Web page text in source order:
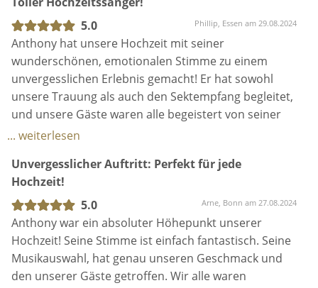
haben uns gefragt, wie wir auf Ant gekommen sind.
Wir sind unglaublich dankbar!
Atmosphäre geschaffen. Besonders beeindruckt hat
uns, dass er unseren speziellen Wunschsong extra
für uns gelernt und mit so viel Gefühl interpretiert
hat. Seine Professionalität und Hingabe haben den
Tag perfekt gemacht. Wir können Anthony
wärmstens empfehlen und sind ihm sehr dankbar
für seine großartige musikalische Begleitung!
Unvergesslicher Auftritt: Perfekt für jede
Hochzeit!
5.0
Arne, Bonn am 27.08.2024
Anthony war ein absoluter Höhepunkt unserer
Hochzeit! Seine Stimme ist einfach fantastisch. Seine
Musikauswahl, hat genau unseren Geschmack und
den unserer Gäste getroffen. Wir alle waren
begeistert.
Hochzeitssänger ist, dann können wir Anthony nur
jedem wärmstens empfehlen
... weiterlesen
Phänomenal
5.0
Anna, Hattingen am 03.07.2024
Ant hat unseren wunderbaren Tag abgerundet. Er
hat uns bei unserer Trauung zu Tränen gerührt und
uns beim Sektempfang ein Lächeln ins Gesicht
gezaubert. Mit seiner herzlichen Art und seiner